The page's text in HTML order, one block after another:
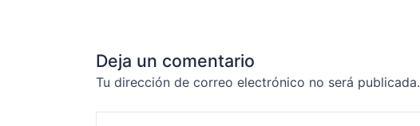
Deja un comentario
Tu dirección de correo electrónico no será publicada.